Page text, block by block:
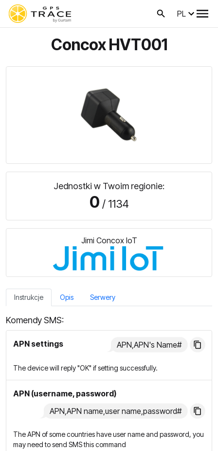
PL
Concox HVT001
Jednostki w Twoim regionie:
0 / 1134
Jimi Concox IoT
Instrukcje Opis Serwery
Komendy SMS:
APN settings APN,APN's Name#
The device will reply "OK" if setting successfully.
APN (username, password)
APN,APN name,user name,password#
The APN of some countries have user name and password, you
may need to send SMS this command